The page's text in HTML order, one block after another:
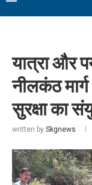
यात्रा और
नीलकंठ
सुरक्षा का
written by Skgnews